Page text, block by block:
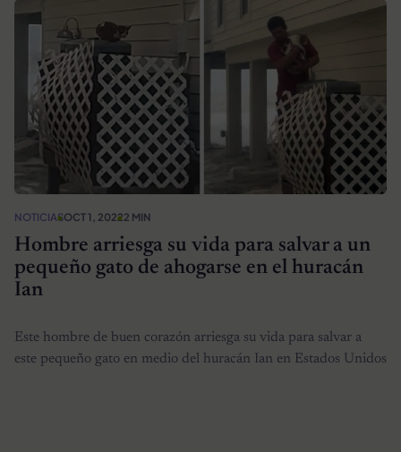
NOTICIASOCT 1, 20222 MIN
Hombre arriesga su vida para salvar a un
pequeño gato de ahogarse en el huracán
Ian
Este hombre de buen corazón arriesga su vida para salvar a
este pequeño gato en medio del huracán Ian en Estados Unidos